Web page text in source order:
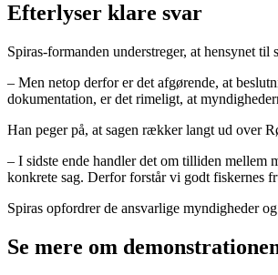
Efterlyser klare svar
Spiras-formanden understreger, at hensynet
– Men netop derfor er det afgørende, at
dokumentation, er det rimeligt, at
Han peger på, at sagen rækker langt ud over
– I sidste ende handler det om tilliden
konkrete sag. Derfor forstår vi godt fiskernes
Spiras opfordrer de ansvarlige myndigheder
Se mere om